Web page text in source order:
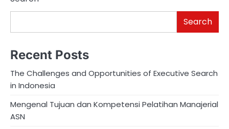
Search
Recent Posts
The Challenges and Opportunities of Executive Search
in Indonesia
Mengenal Tujuan dan Kompetensi Pelatihan Manajerial
ASN